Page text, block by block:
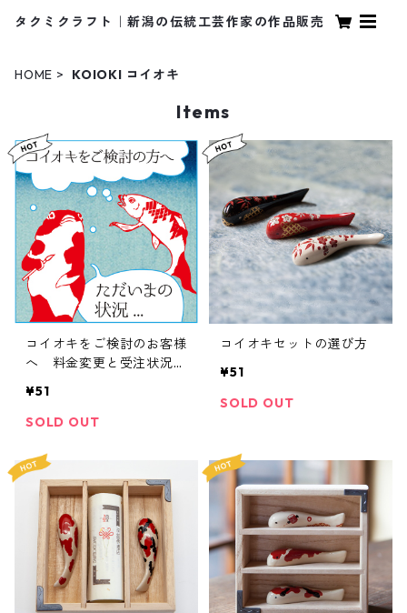
タクミクラフト｜新潟の伝統工芸作家の作品販売
HOME KOIOKI コイオキ
Items
コイオキをご検討のお客様
へ 料金変更と受注状況の
¥51
SOLD OUT
コイオキセットの選び方
¥51
SOLD OUT